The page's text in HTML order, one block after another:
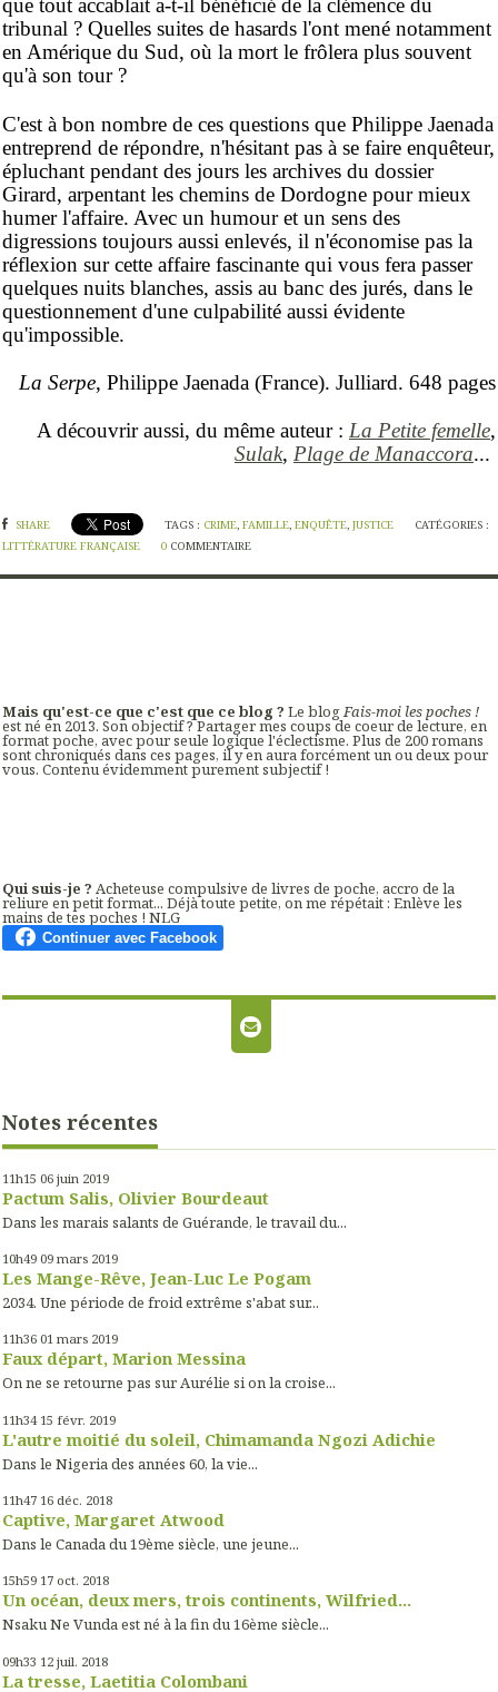
que tout accablait a-t-il bénéficié de la clémence du
tribunal ? Quelles suites de hasards l'ont mené notamment
en Amérique du Sud, où la mort le frôlera plus souvent
qu'à son tour ?
C'est à bon nombre de ces questions que Philippe Jaenada
entreprend de répondre, n'hésitant pas à se faire enquêteur,
épluchant pendant des jours les archives du dossier
Girard, arpentant les chemins de Dordogne pour mieux
humer l'affaire. Avec un humour et un sens des
digressions toujours aussi enlevés, il n'économise pas la
réflexion sur cette affaire fascinante qui vous fera passer
quelques nuits blanches, assis au banc des jurés, dans le
questionnement d'une culpabilité aussi évidente
qu'impossible.
La Serpe, Philippe Jaenada (France). Julliard. 648 pages
A découvrir aussi, du même auteur : La Petite femelle,
Sulak, Plage de Manaccora...
SHARE TAGS : CRIME,FAMILLE,ENQUÊTE,JUSTICE
CATÉGORIES :
LITTÉRATURE FRANÇAISE
0 COMMENTAIRE
Mais qu'est-ce que c'est que ce blog ? Le blogFais-moi les poches !
est né en 2013. Son objectif ? Partager mes coups de coeur de lecture, en
format poche, avec pour seule logique l'éclectisme. Plus de 200 romans
sont chroniqués dans ces pages, il y en aura forcément un ou deux pour
vous. Contenu évidemment purement subjectif !
Qui suis-je ? Acheteuse compulsive de livres de poche, accro de la
reliure en petit format... Déjà toute petite, on me répétait : Enlève les
mains de tes poches ! NLG
Notes récentes
11h15 06 juin 2019
Pactum Salis, Olivier Bourdeaut
Dans les marais salants de Guérande, le travail du...
10h49 09 mars 2019
Les Mange-Rêve, Jean-Luc Le Pogam
2034. Une période de froid extrême s'abat sur...
11h36 01 mars 2019
Faux départ, Marion Messina
On ne se retourne pas sur Aurélie si on la croise...
11h34 15 févr. 2019
L'autre moitié du soleil, Chimamanda Ngozi Adichie
Dans le Nigeria des années 60, la vie...
11h47 16 déc. 2018
Captive, Margaret Atwood
Dans le Canada du 19ème siècle, une jeune...
15h59 17 oct. 2018
Un océan, deux mers, trois continents, Wilfried...
Nsaku Ne Vunda est né à la fin du 16ème siècle...
09h33 12 juil. 2018
La tresse, Laetitia Colombani